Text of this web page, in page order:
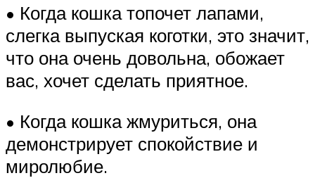
• Когда кошка топочет лапами,
слегка выпуская коготки, это значит,
что она очень довольна, обожает
вас, хочет сделать приятное.
• Когда кошка жмуриться, она
демонстрирует спокойствие и
миролюбие.